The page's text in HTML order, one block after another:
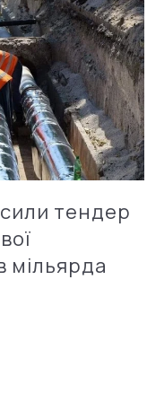
тендер
мільярда